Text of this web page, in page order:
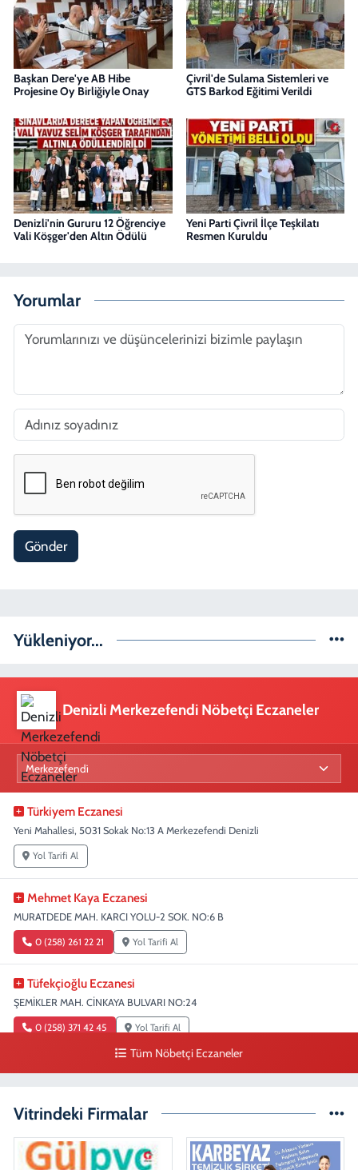
Başkan Dere'ye AB Hibe
Projesine Oy Birliğiyle Onay
Çivril'de Sulama Sistemleri ve
GTS Barkod Eğitimi Verildi
Denizli'nin Gururu 12 Öğrenciye
Vali Köşger'den Altın Ödülü
Yeni Parti Çivril İlçe Teşkilatı
Resmen Kuruldu
Yorumlar
Gönder
Yükleniyor...
Denizli Merkezefendi Nöbetçi Eczaneler
Türkiyem Eczanesi
Yeni Mahallesi, 5031 Sokak No:13 A Merkezefendi Denizli
Yol Tarifi Al
Mehmet Kaya Eczanesi
MURATDEDE MAH. KARCI YOLU-2 SOK. NO:6 B
0 (258) 261 22 21 Yol Tarifi Al
Tüfekçioğlu Eczanesi
ŞEMİKLER MAH. CİNKAYA BULVARI NO:24
0 (258) 371 42 45 Yol Tarifi Al
Tüm Nöbetçi Eczaneler
Vitrindeki Firmalar